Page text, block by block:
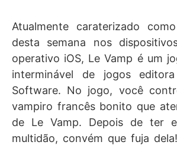
Atualmente caraterizado
desta semana nos
operativo iOS, Le Vamp é um
interminável de jogos
Software. No jogo, você
vampiro francês bonito que
de Le Vamp. Depois de ter
multidão, convém que fuja